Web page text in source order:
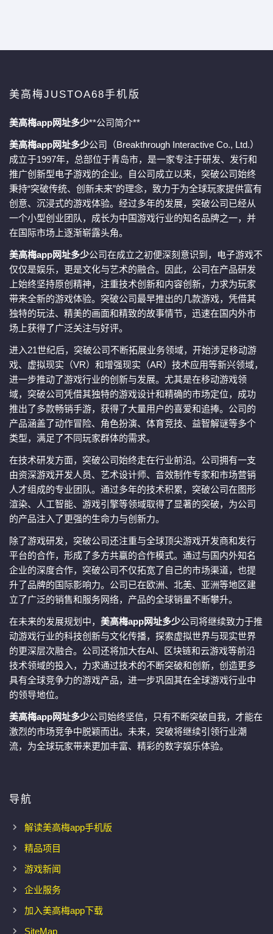
美高梅JUSTOA68手机版
美高梅app网址多少**公司简介**
美高梅app网址多少公司（Breakthrough Interactive Co., Ltd.）
成立于1997年，总部位于青岛市，是一家专注于研发、发行和
推广创新型电子游戏的企业。自公司成立以来，突破公司始终
秉持“突破传统、创新未来”的理念，致力于为全球玩家提供富有
创意、沉浸式的游戏体验。经过多年的发展，突破公司已经从
一个小型创业团队，成长为中国游戏行业的知名品牌之一，并
在国际市场上逐渐崭露头角。
美高梅app网址多少公司在成立之初便深刻意识到，电子游戏不
仅仅是娱乐，更是文化与艺术的融合。因此，公司在产品研发
上始终坚持原创精神，注重技术创新和内容创新，力求为玩家
带来全新的游戏体验。突破公司最早推出的几款游戏，凭借其
独特的玩法、精美的画面和精致的故事情节，迅速在国内外市
场上获得了广泛关注与好评。
进入21世纪后，突破公司不断拓展业务领域，开始涉足移动游
戏、虚拟现实（VR）和增强现实（AR）技术应用等新兴领域，
进一步推动了游戏行业的创新与发展。尤其是在移动游戏领
域，突破公司凭借其独特的游戏设计和精确的市场定位，成功
推出了多款畅销手游，获得了大量用户的喜爱和追捧。公司的
产品涵盖了动作冒险、角色扮演、体育竞技、益智解谜等多个
类型，满足了不同玩家群体的需求。
在技术研发方面，突破公司始终走在行业前沿。公司拥有一支
由资深游戏开发人员、艺术设计师、音效制作专家和市场营销
人才组成的专业团队。通过多年的技术积累，突破公司在图形
渲染、人工智能、游戏引擎等领域取得了显著的突破，为公司
的产品注入了更强的生命力与创新力。
除了游戏研发，突破公司还注重与全球顶尖游戏开发商和发行
平台的合作，形成了多方共赢的合作模式。通过与国内外知名
企业的深度合作，突破公司不仅拓宽了自己的市场渠道，也提
升了品牌的国际影响力。公司已在欧洲、北美、亚洲等地区建
立了广泛的销售和服务网络，产品的全球销量不断攀升。
在未来的发展规划中， 美高梅app网址多少公司将继续致力于推
动游戏行业的科技创新与文化传播，探索虚拟世界与现实世界
的更深层次融合。公司还将加大在AI、区块链和云游戏等前沿
技术领域的投入，力求通过技术的不断突破和创新，创造更多
具有全球竞争力的游戏产品，进一步巩固其在全球游戏行业中
的领导地位。
美高梅app网址多少公司始终坚信，只有不断突破自我，才能在
激烈的市场竞争中脱颖而出。未来，突破将继续引领行业潮
流，为全球玩家带来更加丰富、精彩的数字娱乐体验。
导航
解读美高梅app手机版
精品项目
游戏新闻
企业服务
加入美高梅app下载
SiteMap